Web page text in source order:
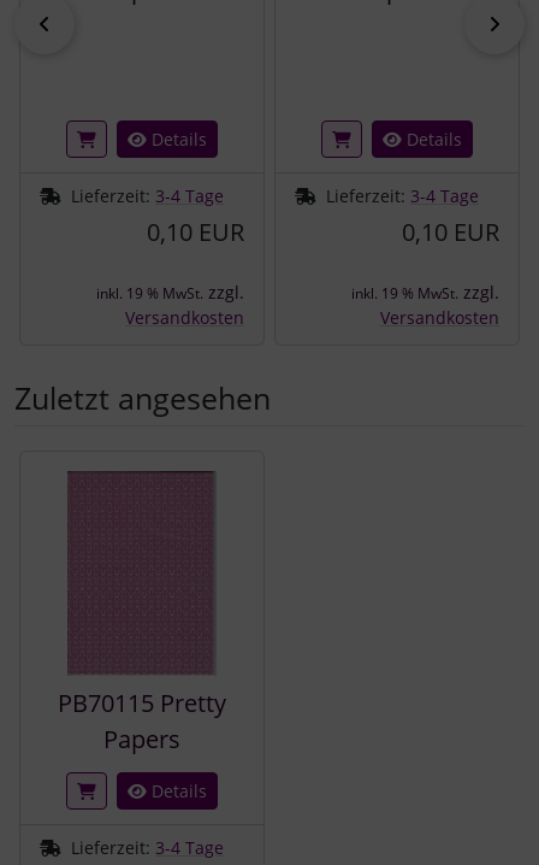
Details
Lieferzeit: 3-4 Tage
0,10 EUR
inkl. 19 % MwSt. zzgl.
Versandkosten
Details
Lieferzeit: 3-4 Tage
0,10 EUR
inkl. 19 % MwSt. zzgl.
Versandkosten
Zuletzt angesehen
PB70115 Pretty
Papers
Details
Lieferzeit: 3-4 Tage